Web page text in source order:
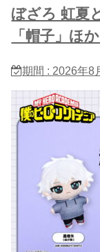
ぼざろ 虹夏
「帽子」ほ
期間 : 2026年8